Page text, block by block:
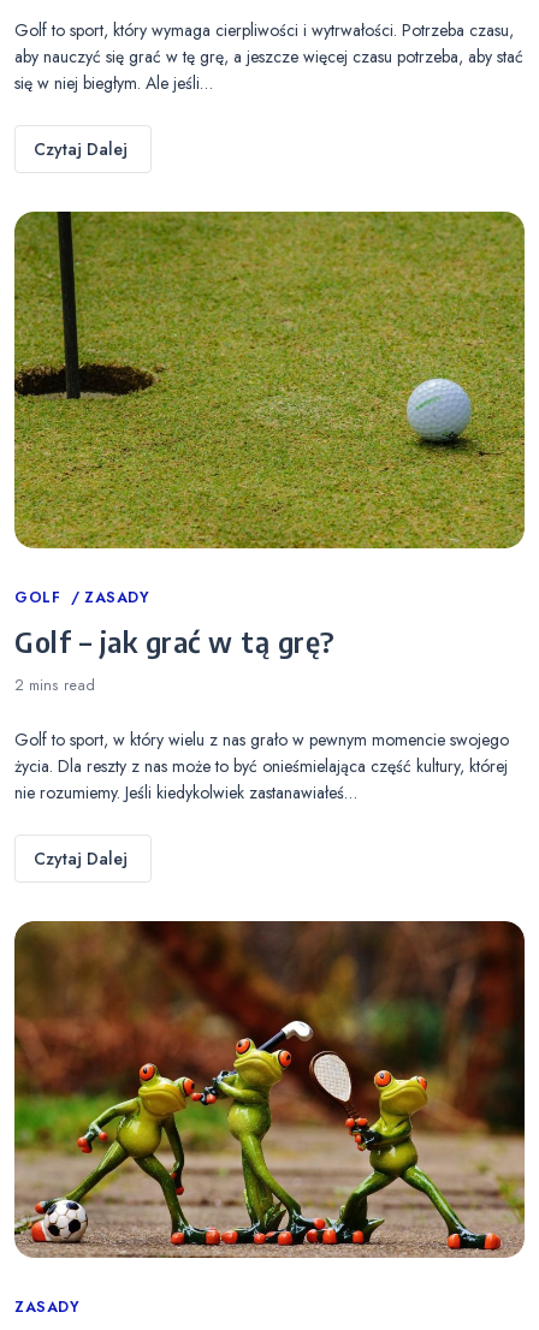
Golf to sport, który wymaga cierpliwości i wytrwałości. Potrzeba czasu,
aby nauczyć się grać w tę grę, a jeszcze więcej czasu potrzeba, aby stać
się w niej biegłym. Ale jeśli…
Czytaj Dalej
Categories
GOLF ZASADY
Golf – jak grać w tą grę?
2 mins read
Golf to sport, w który wielu z nas grało w pewnym momencie swojego
życia. Dla reszty z nas może to być onieśmielająca część kultury, której
nie rozumiemy. Jeśli kiedykolwiek zastanawiałeś…
Czytaj Dalej
Categories
ZASADY